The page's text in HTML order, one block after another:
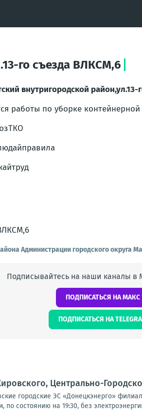
го съезда ВЛКСМ,6
внутригородской
работы по уборке
Администрации городского округа
Подписывайтесь на наши каналы в
ПОДПИСАТЬСЯ НА МАКС
ПОДПИСАТЬСЯ НА
Центрально-
городские ЭС «Донецкэнерго»
по состоянию на 19:30, без